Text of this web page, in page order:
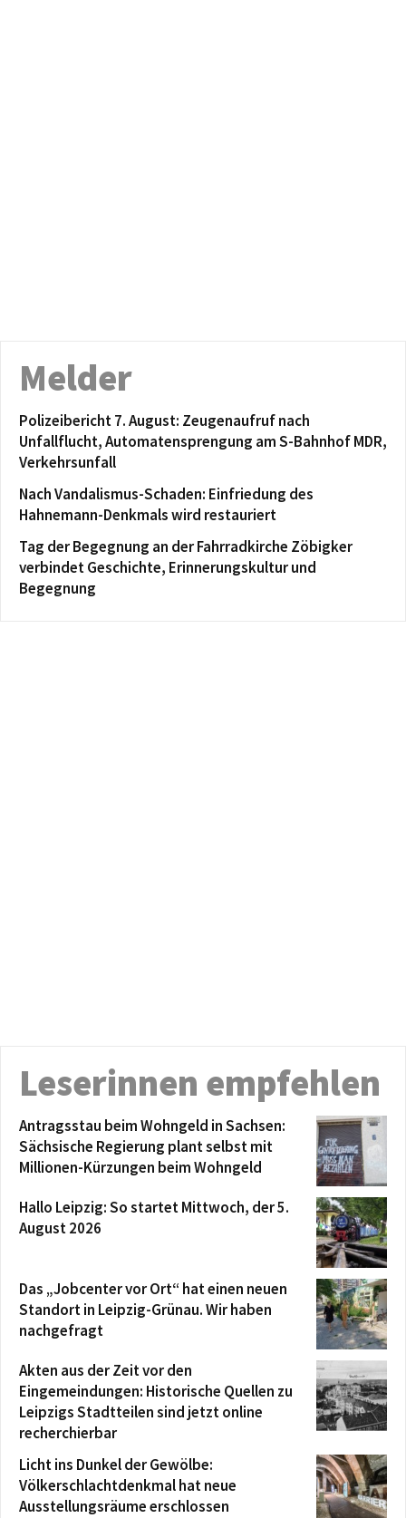
Melder
Polizeibericht 7. August: Zeugenaufruf nach
Unfallflucht, Automatensprengung am S-Bahnhof MDR,
Verkehrsunfall
Nach Vandalismus-Schaden: Einfriedung des
Hahnemann-Denkmals wird restauriert
Tag der Begegnung an der Fahrradkirche Zöbigker
verbindet Geschichte, Erinnerungskultur und
Begegnung
Leserinnen empfehlen
Antragsstau beim Wohngeld in Sachsen:
Sächsische Regierung plant selbst mit
Millionen-Kürzungen beim Wohngeld
Hallo Leipzig: So startet Mittwoch, der 5.
August 2026
Das „Jobcenter vor Ort“ hat einen neuen
Standort in Leipzig-Grünau. Wir haben
nachgefragt
Akten aus der Zeit vor den
Eingemeindungen: Historische Quellen zu
Leipzigs Stadtteilen sind jetzt online
recherchierbar
Licht ins Dunkel der Gewölbe:
Völkerschlachtdenkmal hat neue
Ausstellungsräume erschlossen